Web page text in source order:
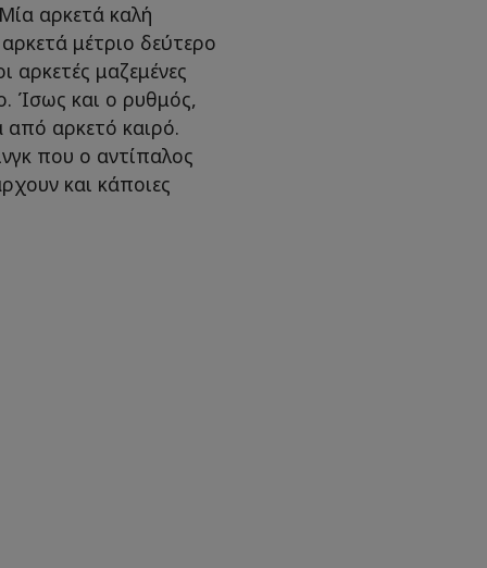
αρκετά καλή
μέτριο δεύτερο
αρκετές μαζεμένες
Ίσως και ο ρυθμός,
από αρκετό καιρό.
που ο αντίπαλος
και κάποιες